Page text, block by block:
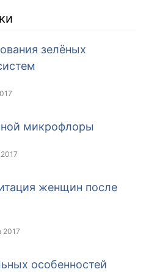
зелёных
микрофлоры
женщин после
2017
особенностей